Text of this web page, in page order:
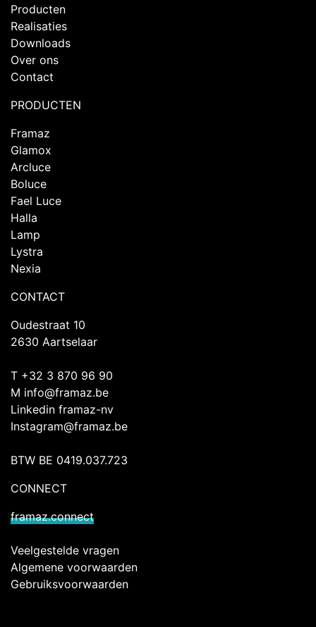
Producten
Realisaties
Downloads
Over ons
Contact
PRODUCTEN
Framaz
Glamox
Arcluce
Boluce
Fael Luce
Halla
Lamp
Lystra
Nexia
CONTACT
Oudestraat 10
2630 Aartselaar
T +32 3 870 96 90
M info@framaz.be
Linkedin framaz-nv
Instagram@framaz.be
BTW BE 0419.037.723
CONNECT
framaz.connect
Veelgestelde vragen
Algemene voorwaarden
Gebruiksvoorwaarden